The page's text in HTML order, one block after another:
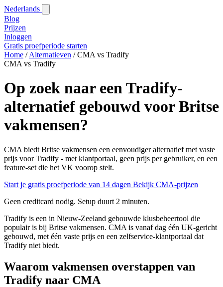
Nederlands
Blog‎
Prijzen
Inloggen
Gratis proefperiode starten
Home / Alternatieven / CMA vs Tradify
CMA vs Tradify
Op zoek naar een Tradify-
alternatief gebouwd voor Britse
vakmensen?
CMA biedt Britse vakmensen een eenvoudiger alternatief met vaste
prijs voor Tradify - met klantportaal, geen prijs per gebruiker, en een
feature-set die het VK voorop stelt.
Start je gratis proefperiode van 14 dagen Bekijk CMA-prijzen
Geen creditcard nodig. Setup duurt 2 minuten.
Tradify is een in Nieuw-Zeeland gebouwde klusbeheertool die
populair is bij Britse vakmensen. CMA is vanaf dag één UK-gericht
gebouwd, met één vaste prijs en een zelfservice-klantportaal dat
Tradify niet biedt.
Waarom vakmensen overstappen van
Tradify naar CMA